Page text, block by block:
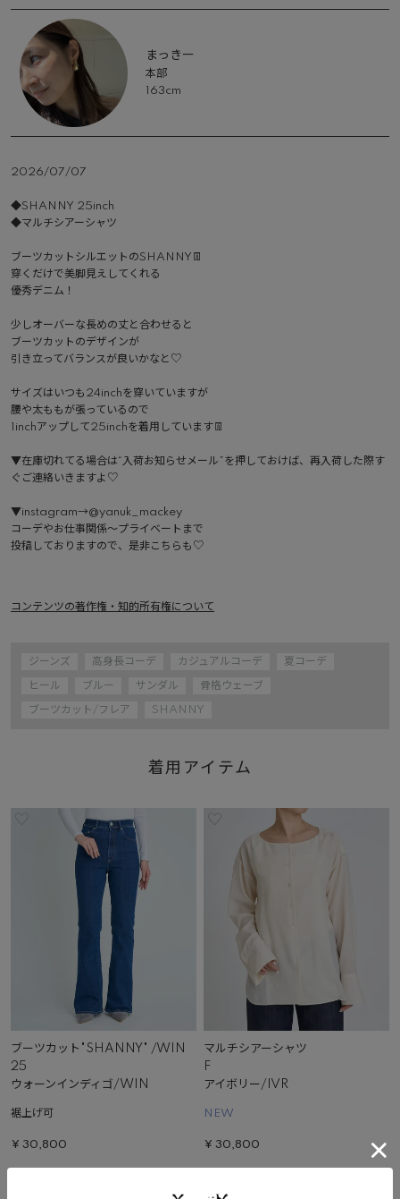
まっきー
本部
163cm
2026/07/07
◆SHANNY 25inch
◆マルチシアーシャツ
ブーツカットシルエットのSHANNY👖
穿くだけで美脚見えしてくれる
優秀デニム！
少しオーバーな長めの丈と合わせると
ブーツカットのデザインが
引き立ってバランスが良いかなと♡
サイズはいつも24inchを穿いていますが
腰や太ももが張っているので
1inchアップして25inchを着用しています👖
▼在庫切れてる場合は“入荷お知らせメール”を押しておけば、再入荷した際す
ぐご連絡いきますよ♡
▼instagram→@yanuk_mackey
コーデやお仕事関係〜プライベートまで
投稿しておりますので、是非こちらも♡
コンテンツの著作権・知的所有権について
ジーンズ 高身長コーデ カジュアルコーデ 夏コーデ
ヒール ブルー サンダル 骨格ウェーブ
ブーツカット/フレア SHANNY
着用アイテム
ブーツカット"SHANNY" /WIN
25
ウォーンインディゴ/WIN
裾上げ可
¥ 30,800
マルチシアーシャツ
F
アイボリー/IVR
NEW
¥ 30,800